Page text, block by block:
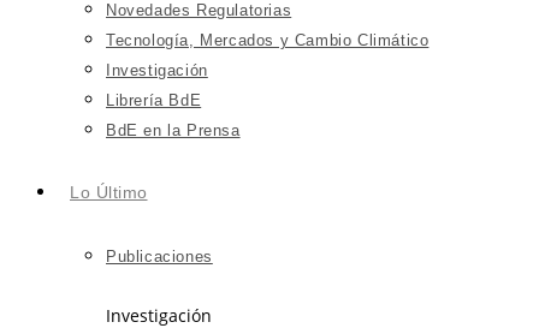
Novedades Regulatorias
Tecnología, Mercados y Cambio Climático
Investigación
Librería BdE
BdE en la Prensa
Lo Último
Publicaciones
Investigación